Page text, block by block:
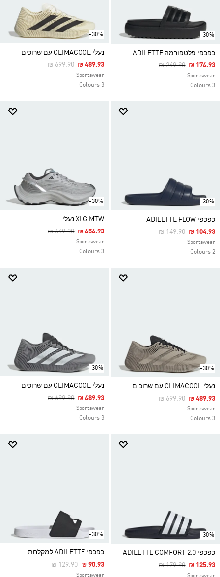
-30%
כפכפי פלטפורמה ADILETTE
Price Reduced From
₪ 249.90To₪ 174.93
Sportswear
3 Colours
-30%
נעלי CLIMACOOL עם שרוכים
Price Reduced From
₪ 699.90To₪ 489.93
Sportswear
3 Colours
-30%
כפכפי ADILETTE FLOW
Price Reduced From
₪ 149.90To₪ 104.93
Sportswear
2 Colours
-30%
XLG MTW נעלי
Price Reduced From
₪ 649.90To₪ 454.93
Sportswear
3 Colours
-30%
נעלי CLIMACOOL עם שרוכים
Price Reduced From
₪ 699.90To₪ 489.93
Sportswear
3 Colours
-30%
נעלי CLIMACOOL עם שרוכים
Price Reduced From
₪ 699.90To₪ 489.93
Sportswear
3 Colours
-30%
כפכפי ADILETTE COMFORT 2.0
Price Reduced From
₪ 179.90To₪ 125.93
Sportswear
-30%
כפכפי ADILETTE למקלחת
Price Reduced From
₪ 129.90To₪ 90.93
Sportswear